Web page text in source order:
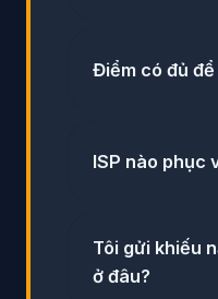
Điểm có đủ
ISP nào phục
Tôi gửi khiếu
ở đâu?